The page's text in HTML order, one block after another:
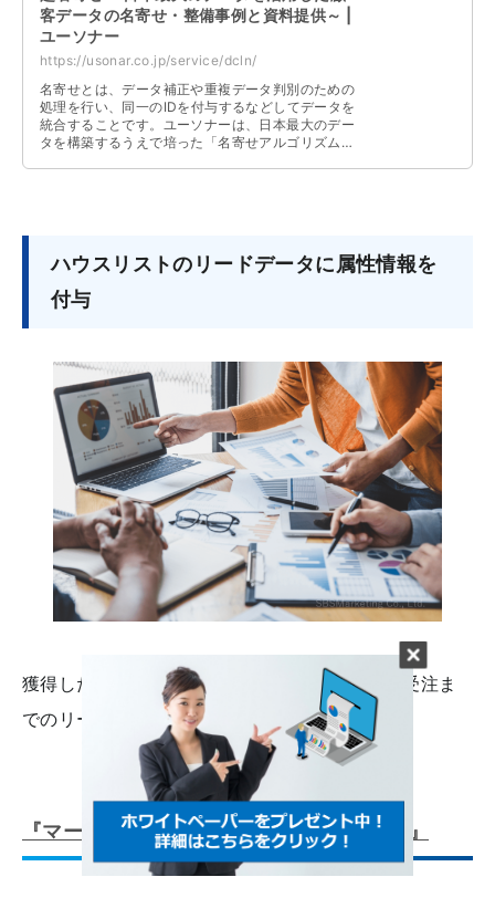
客データの名寄せ・整備事例と資料提供～ |
ユーソナー
https://usonar.co.jp/service/dcln/
名寄せとは、データ補正や重複データ判別のための
処理を行い、同一のIDを付与するなどしてデータを
統合することです。ユーソナーは、日本最大のデー
タを構築するうえで培った「名寄せアルゴリズム」
ハウスリストのリードデータに属性情報を
付与
獲得したリードの詳細情報を把握することは、受注ま
でのリードタイムの短縮につながります。
『マーケティングデータ属性付与サービス』